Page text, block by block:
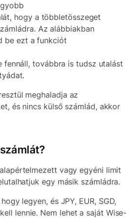
hogy a többletösszeget
Az alábbiakban
be ezt a funkciót
továbbra is tudsz utalást
meghaladja az
és nincs külső számlád, akkor
vagy egyéni limit
egy másik számládra.
legyen, és JPY, EUR, SGD,
lennie. Nem lehet a saját Wise-